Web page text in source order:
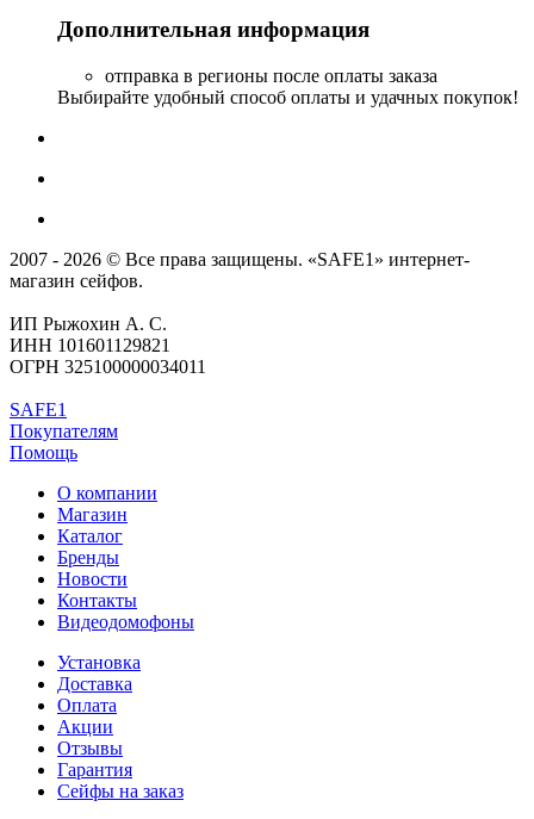
Дополнительная информация
отправка в регионы после оплаты заказа
Выбирайте удобный способ оплаты и удачных покупок!
2007 - 2026 © Все права защищены. «SAFE1» интернет-
магазин сейфов.
ИП Рыжохин А. С.
ИНН 101601129821
ОГРН 325100000034011
SAFE1
Покупателям
Помощь
О компании
Магазин
Каталог
Бренды
Новости
Контакты
Видеодомофоны
Установка
Доставка
Оплата
Акции
Отзывы
Гарантия
Сейфы на заказ